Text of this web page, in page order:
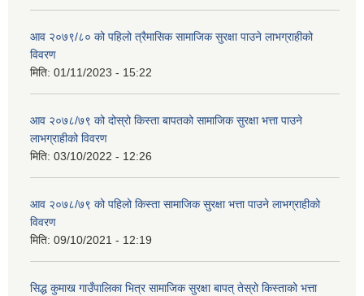
आव २०७९/८० को पहिलो त्रैमासिक सामाजिक सुरक्षा पाउने लाभग्राहीको
विवरण
मिति: 01/11/2023 - 15:22
आव २०७८/७९ को दोस्रो किस्ता बापतको सामाजिक सुरक्षा भत्ता पाउने
लाभग्राहीको विवरण
मिति: 03/10/2022 - 12:26
आव २०७८/७९ को पहिलो किस्ता सामाजिक सुरक्षा भत्ता पाउने लाभग्राहीको
विवरण
मिति: 09/10/2021 - 12:19
सिद्ध कुमाख गाउँपालिका भित्र सामाजिक सुरक्षा बापत् तेस्रो किस्ताको भत्ता